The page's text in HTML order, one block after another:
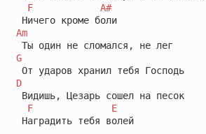
F
A#
Ничего кроме боли
Am
G
От ударов хранил тебя Господь
D
Видишь, Цезарь сошел на песок
F
E
Наградить тебя волей